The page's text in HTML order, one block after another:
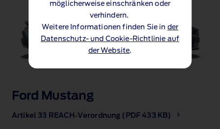
möglicherweise einschränken oder
verhindern.
Weitere Informationen finden Sie in der
Datenschutz- und Cookie-Richtlinie auf
der Website.
Ford Mustang
Artikel 33 REACH‑Verordnung (PDF 433 KB)